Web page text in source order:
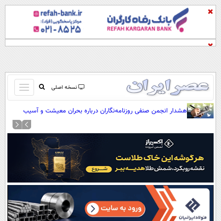
نسخه اصلی
باز
و
بسته
کردن
صفحه اول
نظرسنجی
آب و هوا
اوقات شرعی
سواد زندگی
هشدار انجمن صنفی روزنامه‌نگاران درباره بحران معیشت و آسیب